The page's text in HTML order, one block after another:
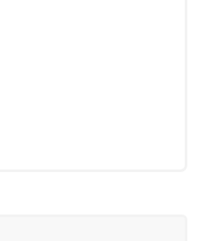
die die Steuerfindung